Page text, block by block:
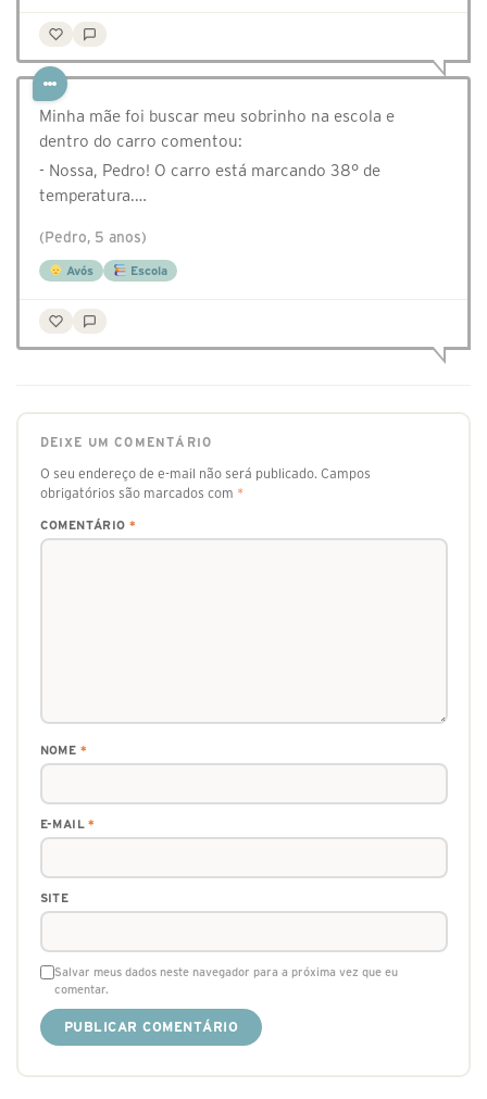
Minha mãe foi buscar meu sobrinho na escola e
dentro do carro comentou:
- ⁠Nossa, Pedro! O carro está marcando 38° de
temperatura.…
(Pedro, 5 anos)
Avós Escola
DEIXE UM COMENTÁRIO
O seu endereço de e-mail não será publicado. Campos
obrigatórios são marcados com *
COMENTÁRIO *
NOME *
E-MAIL*
SITE
Salvar meus dados neste navegador para a próxima vez que eu
comentar.